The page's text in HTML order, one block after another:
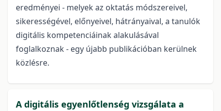
eredményei - melyek az oktatás módszereivel,
sikerességével, előnyeivel, hátrányaival, a tanulók
digitális kompetenciáinak alakulásával
foglalkoznak - egy újabb publikációban kerülnek
közlésre.
A digitális egyenlőtlenség vizsgálata a